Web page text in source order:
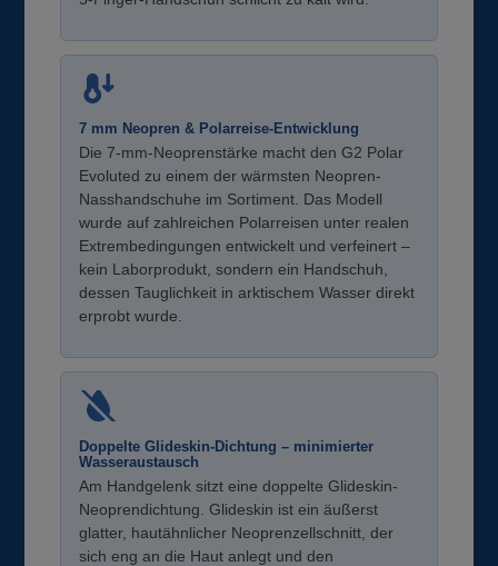
7 mm Neopren & Polarreise-Entwicklung
Die 7-mm-Neoprenstärke macht den G2 Polar
Evoluted zu einem der wärmsten Neopren-
Nasshandschuhe im Sortiment. Das Modell
wurde auf zahlreichen Polarreisen unter realen
Extrembedingungen entwickelt und verfeinert –
kein Laborprodukt, sondern ein Handschuh,
dessen Tauglichkeit in arktischem Wasser direkt
erprobt wurde.
Doppelte Glideskin-Dichtung – minimierter
Wasseraustausch
Am Handgelenk sitzt eine doppelte Glideskin-
Neoprendichtung. Glideskin ist ein äußerst
glatter, hautähnlicher Neoprenzellschnitt, der
sich eng an die Haut anlegt und den